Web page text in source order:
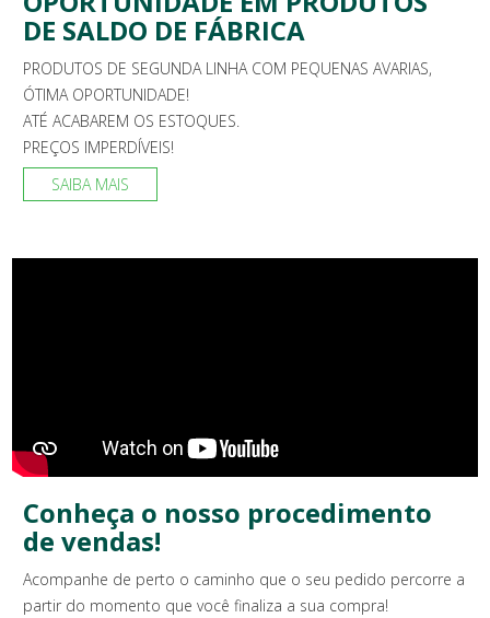
DE SALDO DE FÁBRICA
PRODUTOS DE SEGUNDA LINHA COM PEQUENAS AVARIAS,
ÓTIMA OPORTUNIDADE!
ATÉ ACABAREM OS ESTOQUES.
PREÇOS IMPERDÍVEIS!
SAIBA MAIS
Conheça o nosso procedimento
de vendas!
Acompanhe de perto o caminho que o seu pedido percorre a
partir do momento que você finaliza a sua compra!